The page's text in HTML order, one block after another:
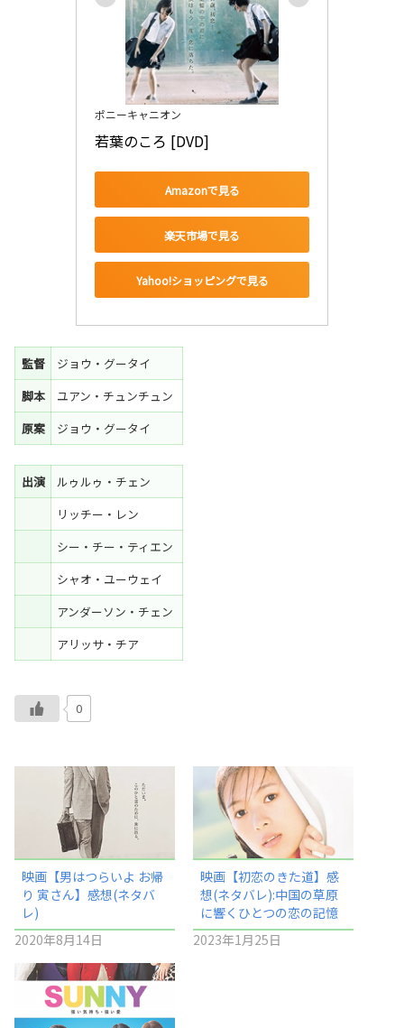
ポニーキャニオン
若葉のころ [DVD]
Amazonで見る
楽天市場で見る
Yahoo!ショッピングで見る
監督
ジョウ・グータイ
脚本
ユアン・チュンチュン
原案
ジョウ・グータイ
出演
ルゥルゥ・チェン
リッチー・レン
シー・チー・ティエン
シャオ・ユーウェイ
アンダーソン・チェン
アリッサ・チア
0
映画【男はつらいよ お帰
り 寅さん】感想(ネタバ
レ)
2020年8月14日
映画【初恋のきた道】感
想(ネタバレ):中国の草原
に響くひとつの恋の記憶
2023年1月25日